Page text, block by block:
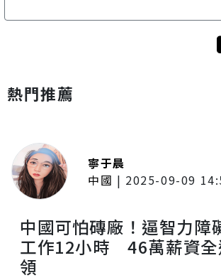
熱門推薦
寧于晨
中國 | 2025-09-09
中國可怕磚廠！逼智力障
工作12小時 46萬薪資全
領